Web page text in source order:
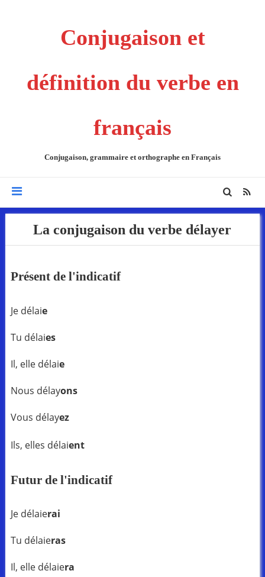
Conjugaison et
définition du verbe en
français
Conjugaison, grammaire et orthographe en Français
La conjugaison du verbe délayer
Présent de l'indicatif
Je délaie
Tu délaies
Il, elle délaie
Nous délayons
Vous délayez
Ils, elles délaient
Futur de l'indicatif
Je délaierai
Tu délaieras
Il, elle délaiera